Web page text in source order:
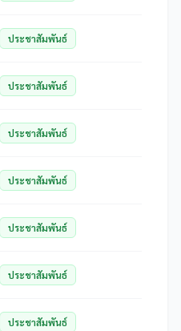
ประชาสัมพันธ์
ประชาสัมพันธ์
ประชาสัมพันธ์
ประชาสัมพันธ์
ประชาสัมพันธ์
ประชาสัมพันธ์
ประชาสัมพันธ์